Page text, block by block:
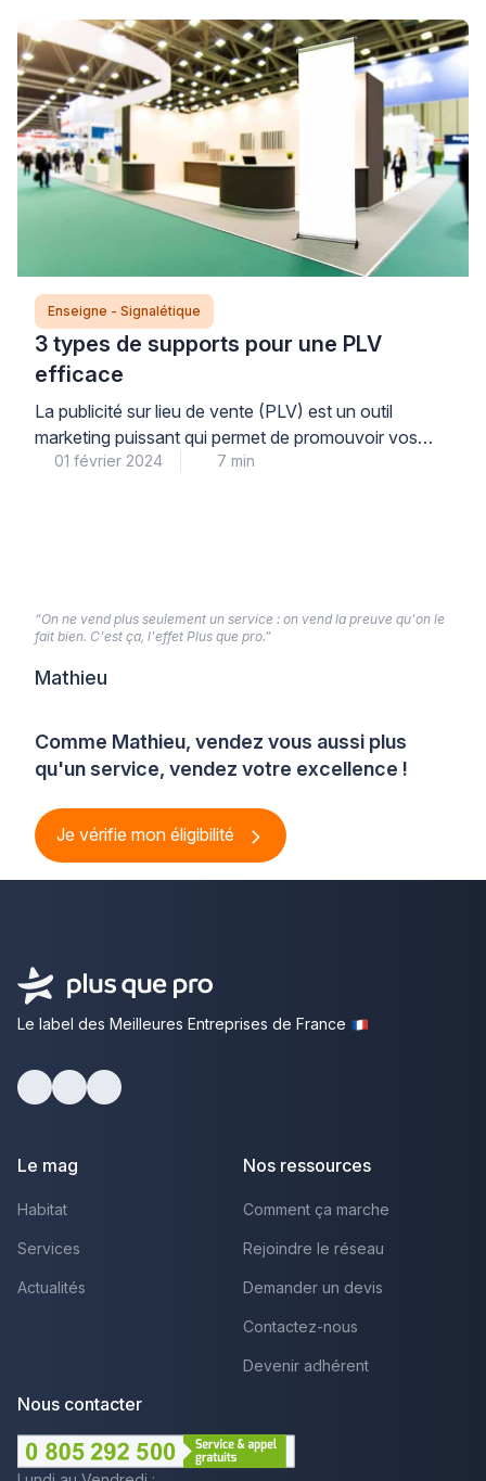
préservation patrimoniale, pour garantir votre sécurité
tout en conservant l’authenticité visuelle qui fait le
charme de ces panneaux vintage. Cette double
compétence permet de concilier mise aux […]
Enseigne - Signalétique
3 types de supports pour une PLV
efficace
La publicité sur lieu de vente (PLV) est un outil
marketing puissant qui permet de promouvoir vos
produits ou services directement auprès de votre
01 février 2024 7 min
Comme Mathieu, vendez vous aussi plus
qu'un service, vendez votre excellence !
Je vérifie mon éligibilité
“On ne vend plus seulement un service : on vend la preuve qu'on le
fait bien. C'est ça, l'effet Plus que pro.”
Mathieu
Le label des Meilleures Entreprises de France
Le mag
Habitat
Services
Actualités
Nos ressources
Comment ça marche
Rejoindre le réseau
Demander un devis
Contactez-nous
Devenir adhérent
Nous contacter